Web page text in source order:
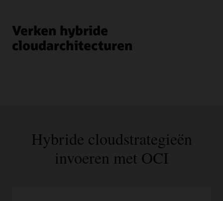
Verken hybride
cloudarchitecturen
Hybride cloudstrategieën
invoeren met OCI